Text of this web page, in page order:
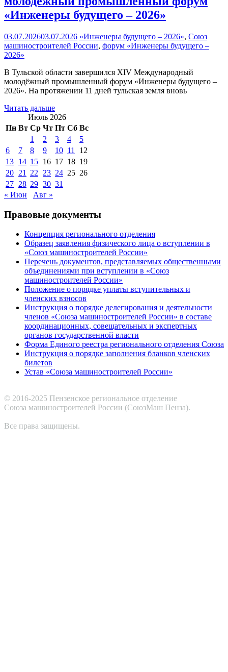
«Инженеры будущего – 2026»
03.07.202603.07.2026 «Инженеры будущего – 2026», Союз
машиностроителей России, форум «Инженеры будущего –
2026»
В Тульской области завершился XIV Международный
молодёжный промышленный форум «Инженеры будущего –
2026». На протяжении 11 дней тульская земля вновь
Читать дальше
Июль 2026
Пн Вт Ср Чт Пт Сб Вс
1
2 3 4
5
6
7 8 9 10 11
12
13 14 15 16 17 18 19
20 21 22 23 24 25 26
27 28 29 30 31
« Июн
Авг »
Правовые документы
Концепция регионального отделения
Образец заявления физического лица о вступлении в
«Союз машиностроителей России»
Перечень документов, представляемых общественными
объединениями при вступлении в «Союз
машиностроителей России»
Положение о порядке уплаты вступительных и
членских взносов
Инструкция о порядке делегирования и деятельности
членов «Союза машиностроителей России» в составе
координационных, совещательных и экспертных
органов государственной власти
Форма Единого реестра регионального отделения Союза
Инструкция о порядке заполнения бланков членских
билетов
Устав «Союза машиностроителей России»
© 2016-2025 Пензенское региональное отделение
Cоюза машиностроителей России (СоюзМаш Пенза).
Все права защищены.